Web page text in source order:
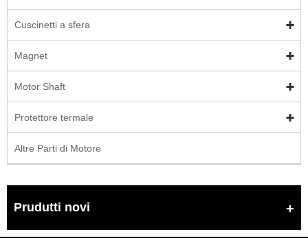
Cuscinetti a sfera
Magnet
Motor Shaft
Protettore termale
Altre Parti di Motore
Prudutti novi